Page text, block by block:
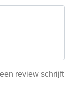
review schrijft